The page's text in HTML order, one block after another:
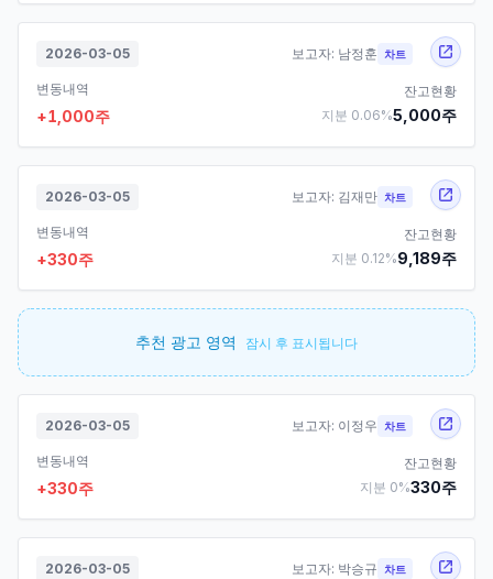
2026-03-05 보고자: 남정훈 차트
변동내역
+1,000주
잔고현황
지분 0.06%5,000주
2026-03-05 보고자: 김재만 차트
변동내역
+330주
잔고현황
지분 0.12%9,189주
추천 광고 영역 잠시 후 표시됩니다
2026-03-05 보고자: 이정우 차트
변동내역
+330주
잔고현황
지분 0%330주
2026-03-05 보고자: 박승규 차트